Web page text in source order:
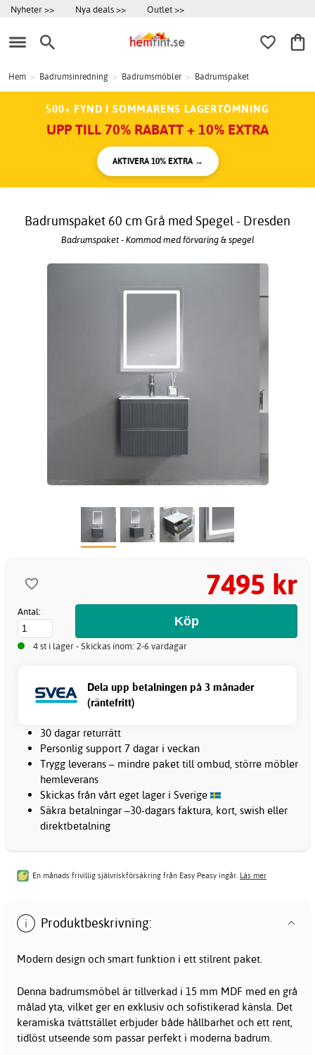
Nyheter >> Nya deals >> Outlet >>
Hem > Badrumsinredning > Badrumsmöbler > Badrumspaket
500+ FYND I SOMMARENS LAGERTÖMNING
UPP TILL 70% RABATT + 10% EXTRA
AKTIVERA 10% EXTRA →
Badrumspaket 60 cm Grå med Spegel - Dresden
Badrumspaket - Kommod med förvaring & spegel
7495 kr
Antal:
4 st i lager - Skickas inom: 2-6 vardagar
Dela upp betalningen på 3 månader
(räntefritt)
30 dagar returrätt
Personlig support 7 dagar i veckan
Trygg leverans – mindre paket till ombud, större möbler
hemleverans
Skickas från vårt eget lager i Sverige
Säkra betalningar –30-dagars faktura, kort, swish eller
direktbetalning
En månads frivillig självriskförsäkring från Easy Peasy ingår. Läs mer
Produktbeskrivning:
Modern design och smart funktion i ett stilrent paket.
Denna badrumsmöbel är tillverkad i 15 mm MDF med en grå
målad yta, vilket ger en exklusiv och sofistikerad känsla. Det
keramiska tvättstället erbjuder både hållbarhet och ett rent,
tidlöst utseende som passar perfekt i moderna badrum.